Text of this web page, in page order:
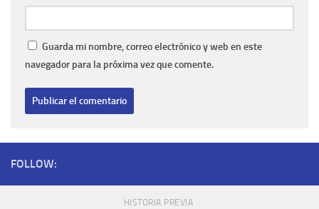
Guarda mi nombre, correo electrónico y web en este
navegador para la próxima vez que comente.
FOLLOW:
HISTORIA PREVIA